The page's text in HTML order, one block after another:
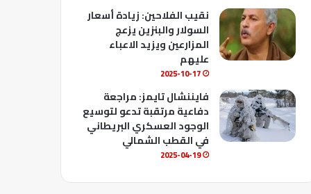
نقيب الفلاحين: زيادة أسعار
السولار والبنزين يزعج
المزارعين ويزيد الاعباء
عليهم
2025-10-17
فايننشال تايمز: مراجعة
دفاعية مرتقبة تدعو لتوسيع
الوجود العسكري البريطاني
في القطب الشمالي
2025-04-19